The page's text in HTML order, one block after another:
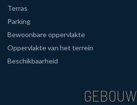
Terras
Parking
Bewoonbare oppervlakte
Oppervlakte van het terrein
Beschikbaarheid
GEBOUW